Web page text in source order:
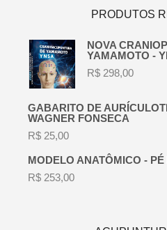
PRODUTOS
NOVA
YAMAMOTO -
R$ 298,00
GABARITO DE
WAGNER FONSECA
R$ 25,00
MODELO ANATÔMICO - PÉ
R$ 253,00